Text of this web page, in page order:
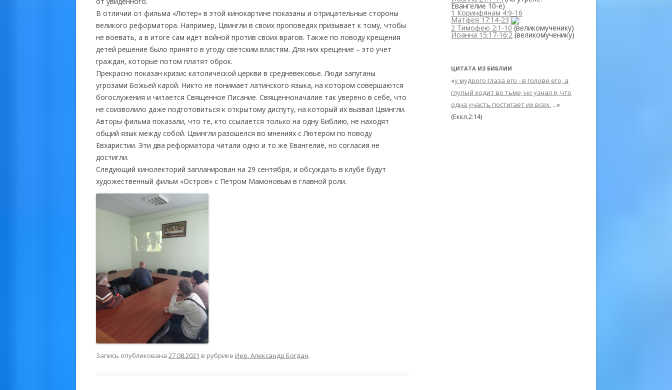
В отличии от фильма «Лютер» в этой кинокартине показаны и отрицательные стороны
великого реформатора. Например, Цвингли в своих проповедях призывает к тому, чтобы
не воевать, а в итоге сам идет войной против своих врагов. Также по поводу крещения
детей решение было принято в угоду светским властям. Для них крещение – это учет
граждан, которые потом платят оброк.
Прекрасно показан кризис католической церкви в средневековье. Люди запуганы
угрозами Божьей карой. Никто не понимает латинского языка, на котором совершаются
богослужения и читается Священное Писание. Священноначалие так уверено в себе, что
не соизволило даже подготовиться к открытому диспуту, на который их вызвал Цвингли.
Авторы фильма показали, что те, кто ссылается только на одну Библию, не находят
общий язык между собой. Цвингли разошелся во мнениях с Лютером по поводу
Евхаристии. Эти два реформатора читали одно и то же Евангелие, но согласия не
достигли.
Следующий кинолекторий запланирован на 29 сентября, и обсуждать в клубе будут
художественный фильм «Остров» с Петром Мамоновым в главной роли.
Запись опубликована 27.08.2021 в рубрике Иер. Александр Богдан.
Евангелие 10-e)
1 Коринфянам 4:9-16
Матфея 17:14-23
2 Тимофею 2:1-10(великомученику)
Иоанна 15:17-16:2 (великомученику)
ЦИТАТА ИЗ БИБЛИИ
«у мудрого глаза его - в голове его, а
глупый ходит во тьме; но узнал я, что
одна участь постигает их всех. ...»
(Еккл.2:14)